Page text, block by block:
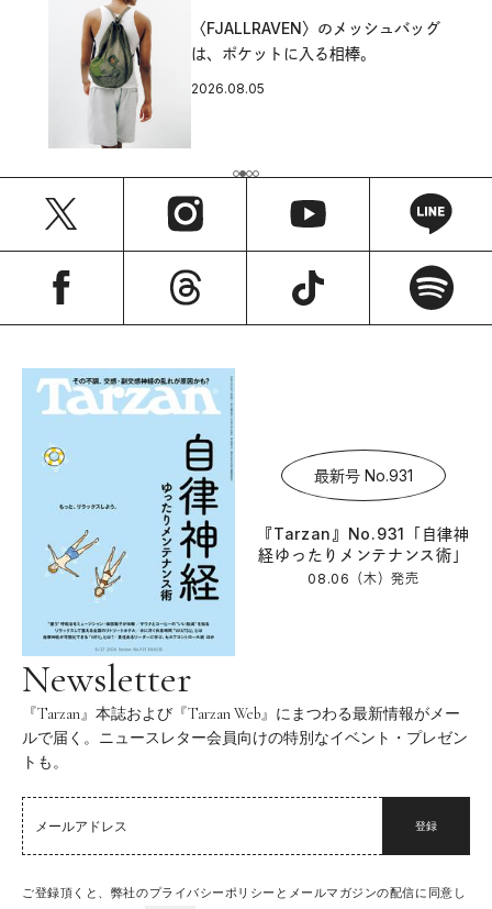
〈FJALLRAVEN〉のメッシュバッグ
は、ポケットに入る相棒。
2026.08.05
最新号 No.931
『Tarzan』No.931「自律神
経ゆったりメンテナンス術」
08.06（木）発売
Newsletter
『Tarzan』本誌および『Tarzan Web』にまつわる最新情報がメー
ルで届く。ニュースレター会員向けの特別なイベント・プレゼン
トも。
登録
ご登録頂くと、弊社のプライバシーポリシーとメールマガジンの配信に同意し